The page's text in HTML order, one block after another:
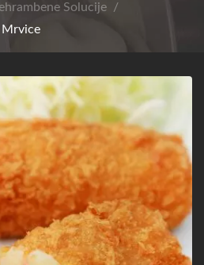
Solucije /
Mrvice